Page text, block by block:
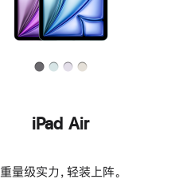
iPad Air
重量级实力，轻装上阵。